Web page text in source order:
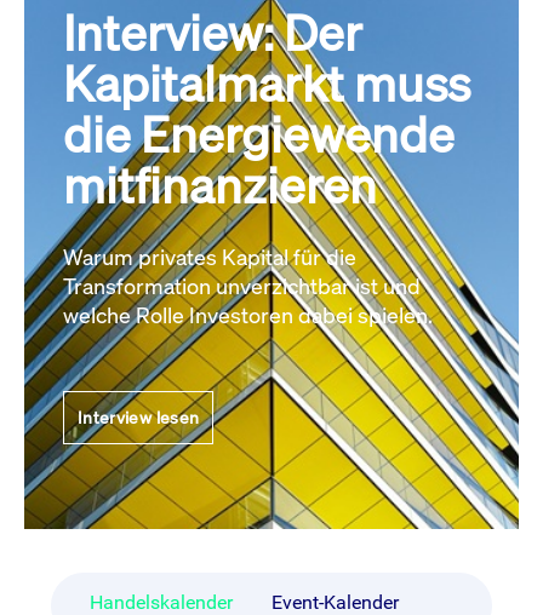
Interview: Der
Kapitalmarkt muss
die Energiewende
mitfinanzieren
Warum privates Kapital für die
Transformation unverzichtbar ist und
welche Rolle Investoren dabei spielen.
Interview lesen
Handelskalender Event-Kalender